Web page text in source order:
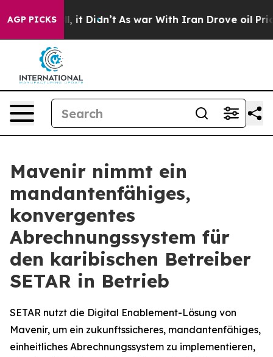
AGP PICKS
Well, it Didn’t As war With Iran Drove oil Prices
Mavenir nimmt ein
mandantenfähiges,
konvergentes
Abrechnungssystem für
den karibischen Betreiber
SETAR in Betrieb
SETAR nutzt die Digital Enablement-Lösung von
Mavenir, um ein zukunftssicheres, mandantenfähiges,
einheitliches Abrechnungssystem zu implementieren,